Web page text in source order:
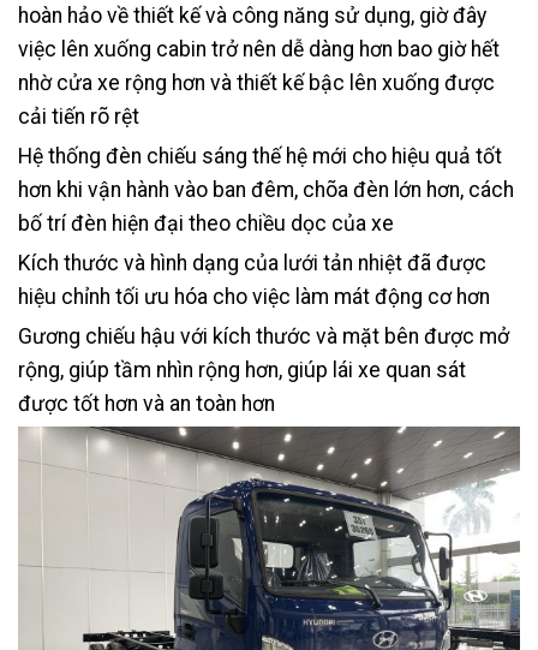
hoàn hảo về thiết kế và công năng sử dụng, giờ đây
việc lên xuống cabin trở nên dễ dàng hơn bao giờ hết
nhờ cửa xe rộng hơn và thiết kế bậc lên xuống được
cải tiến rõ rệt
Hệ thống đèn chiếu sáng thế hệ mới cho hiệu quả tốt
hơn khi vận hành vào ban đêm, chõa đèn lớn hơn, cách
bố trí đèn hiện đại theo chiều dọc của xe
Kích thước và hình dạng của lưới tản nhiệt đã được
hiệu chỉnh tối ưu hóa cho việc làm mát động cơ hơn
Gương chiếu hậu với kích thước và mặt bên được mở
rộng, giúp tầm nhìn rộng hơn, giúp lái xe quan sát
được tốt hơn và an toàn hơn